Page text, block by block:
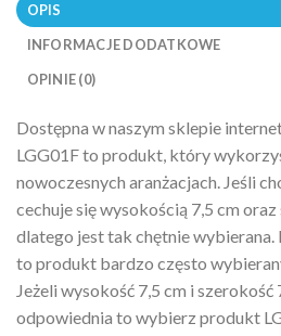
OPIS
INFORMACJE DODATKOWE
OPINIE (0)
Dostępna w naszym sklepie
LGG01F to produkt, który
nowoczesnych aranżacjach. Jeśli
cechuje się wysokością 7,5 cm
dlatego jest tak chętnie wybierana.
to produkt bardzo często
Jeżeli wysokość 7,5 cm i szerokość
odpowiednia to wybierz produkt